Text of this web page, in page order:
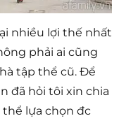
nhiều lợi thế nhất
phải ai cũng
tập thể cũ. Để
đã hỏi tôi xin chia
lựa chọn đc